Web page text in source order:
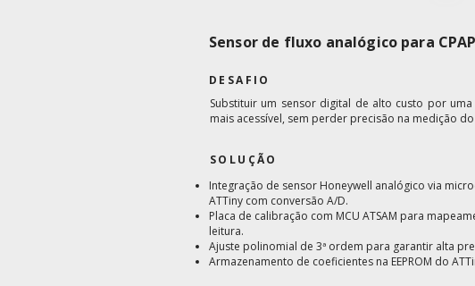
Sensor de fluxo analógico para CPAP
DESAFIO
Substituir um sensor digital de alto custo por
mais acessível, sem perder precisão na medição
SOLUÇÃO
Integração de sensor Honeywell analógico via
ATTiny com conversão A/D.
Placa de calibração com MCU ATSAM para
leitura.
Ajuste polinomial de 3ª ordem para garantir alta
Armazenamento de coeficientes na EEPROM do